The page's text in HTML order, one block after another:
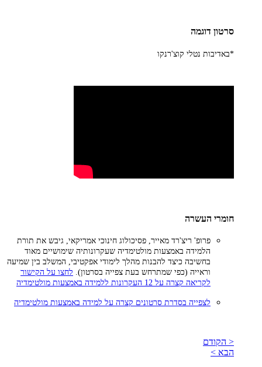
סרטון דוגמה
*באדיבות נטלי קוצ'רנקו
חומרי העשרה
פרופ' ריצ'רד מאייר, פסיכולוג חינוכי אמריקאי, גיבש את תורת
הלמידה באמצעות מולטימדיה שעקרונותיה שימושיים מאוד
בחשיבה כיצד להבנות מהלך לימודי אפקטיבי, המשלב בין שמיעה
וראייה (כפי שמתרחש בעת צפייה בסרטון). לחצו על הקישור
לקריאה קצרה על 12 העקרונות ללמידה באמצעות מולטימדיה
לצפייה בסדרת סרטונים קצרה על למידה באמצעות מולטימדיה
< הקודם
הבא >